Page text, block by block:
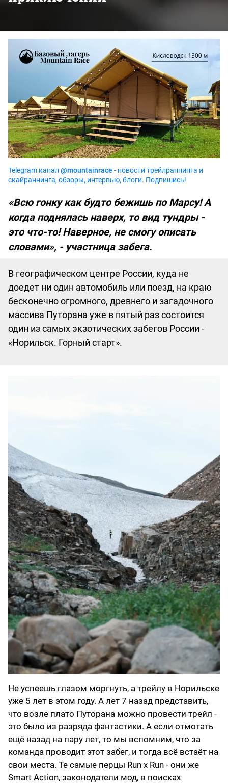
Telegram канал @mountainrace - новости трейлраннинга и
скайраннинга, обзоры, интервью, блоги. Подпишись!
«Всю гонку как будто бежишь по Марсу! А
когда поднялась наверх, то вид тундры -
это что-то! Наверное, не смогу описать
словами», - участница забега.
В географическом центре России, куда не
доедет ни один автомобиль или поезд, на краю
бесконечно огромного, древнего и загадочного
массива Путорана уже в пятый раз состоится
один из самых экзотических забегов России -
«Норильск. Горный старт».
Не успеешь глазом моргнуть, а трейлу в Норильске
уже 5 лет в этом году. А лет 7 назад представить,
что возле плато Путорана можно провести трейл -
это было из разряда фантастики. А если отмотать
ещё назад на пару лет, то мы вспомним, что за
команда проводит этот забег, и тогда всё встаёт на
свои места. Те самые перцы Run x Run - они же
Smart Action, законодатели мод, в поисках